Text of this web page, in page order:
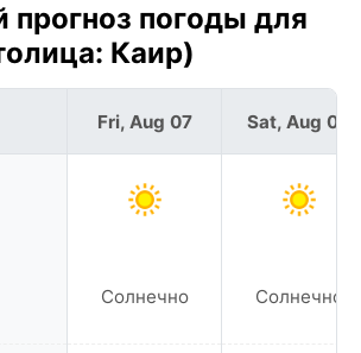
прогноз погоды для
Каир)
Fri, Aug 07
Солнечно
Sat, Aug 08
Солнечно